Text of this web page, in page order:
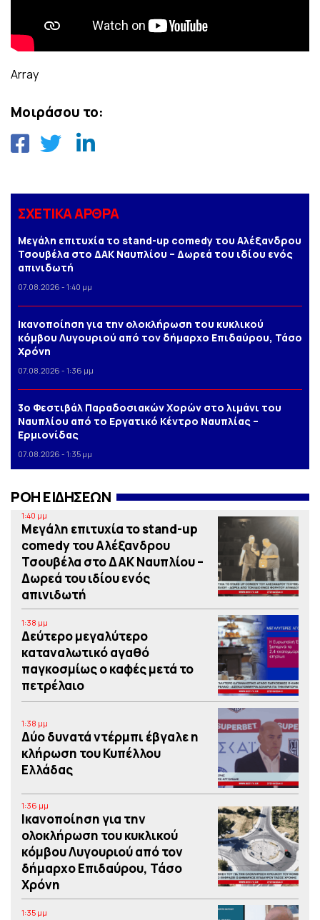
Array
Μοιράσου το:
ΣΧΕΤΙΚΑ ΑΡΘΡΑ
Μεγάλη επιτυχία το stand-up comedy του Αλέξανδρου
Τσουβέλα στο ΔΑΚ Ναυπλίου – Δωρεά του ιδίου ενός
απινιδωτή
07.08.2026 - 1:40 μμ
Iκανοποίηση για την ολοκλήρωση του κυκλικού
κόμβου Λυγουριού από τον δήμαρχο Επιδαύρου, Τάσο
Χρόνη
07.08.2026 - 1:36 μμ
3o Φεστιβάλ Παραδοσιακών Χορών στο λιμάνι του
Ναυπλίου από το Εργατικό Κέντρο Ναυπλίας –
Ερμιονίδας
07.08.2026 - 1:35 μμ
ΡΟΗ ΕΙΔΗΣΕΩΝ
1:40 μμ
Μεγάλη επιτυχία το stand-up
comedy του Αλέξανδρου
Τσουβέλα στο ΔΑΚ Ναυπλίου –
Δωρεά του ιδίου ενός
απινιδωτή
1:38 μμ
Δεύτερο μεγαλύτερο
καταναλωτικό αγαθό
παγκοσμίως ο καφές μετά το
πετρέλαιο
1:38 μμ
Δύο δυνατά ντέρμπι έβγαλε η
κλήρωση του Κυπέλλου
Ελλάδας
1:36 μμ
Iκανοποίηση για την
ολοκλήρωση του κυκλικού
κόμβου Λυγουριού από τον
δήμαρχο Επιδαύρου, Τάσο
Χρόνη
1:35 μμ